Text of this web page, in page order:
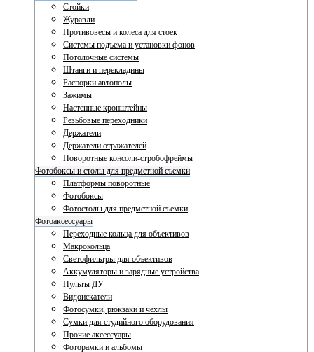
Стойки
Журавли
Противовесы и колеса для стоек
Системы подъема и установки фонов
Потолочные системы
Штанги и перекладины
Распорки автополы
Зажимы
Настенные кронштейны
Резьбовые переходники
Держатели
Держатели отражателей
Поворотные консоли-стробофреймы
Фотобоксы и столы для предметной съемки
Платформы поворотные
Фотобоксы
Фотостолы для предметной съемки
Фотоаксессуары
Переходные кольца для объективов
Макрокольца
Светофильтры для объективов
Аккумуляторы и зарядные устройства
Пульты ДУ
Видоискатели
Фотосумки, рюкзаки и чехлы
Сумки для студийного оборудования
Прочие аксессуары
Фоторамки и альбомы